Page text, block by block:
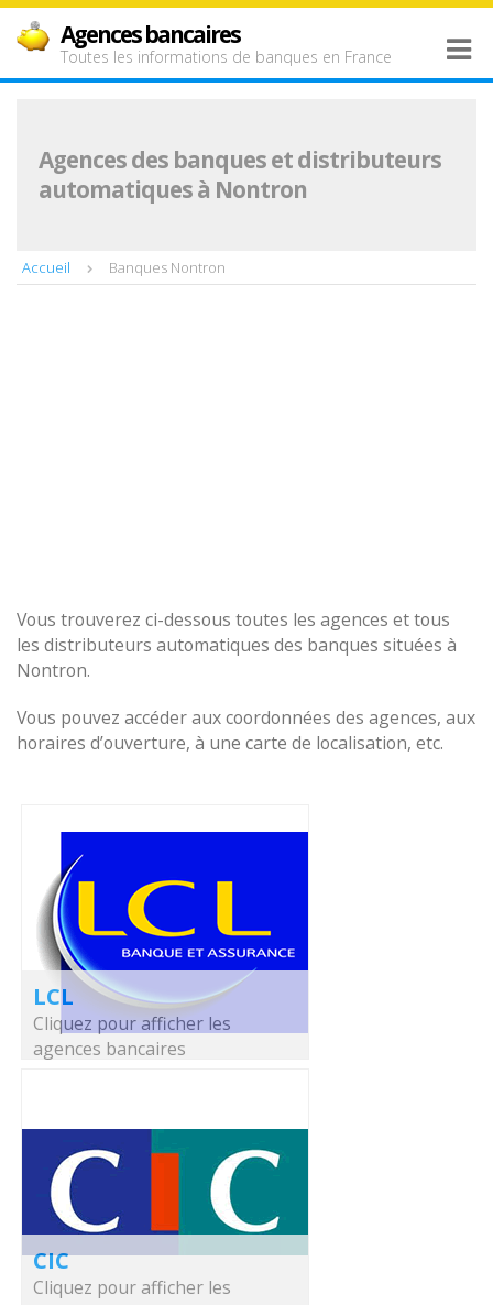
Agences bancaires
Toutes les informations de banques en France
Agences des banques et distributeurs
automatiques à Nontron
Accueil Banques Nontron
Vous trouverez ci-dessous toutes les agences et tous
les distributeurs automatiques des banques situées à
Nontron.
Vous pouvez accéder aux coordonnées des agences, aux
horaires d’ouverture, à une carte de localisation, etc.
LCL
Cliquez pour afficher les
agences bancaires
CIC
Cliquez pour afficher les